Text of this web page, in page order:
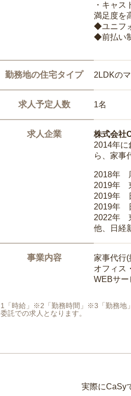
・キャ
満足度を
◆ユニフ
◆前払い
勤務地の住宅タイプ 2LDKの
求人予定人数 1名
求人企業
株式会社
2014年に
ら、家事
2018年
2019年
2019年
2019年
2022年
他、日経
事業内容
家事代行
オフィス
WEBサー
1「時給」※2「勤務時間」※3「勤務地
委託での求人となります。
実際にCaSy